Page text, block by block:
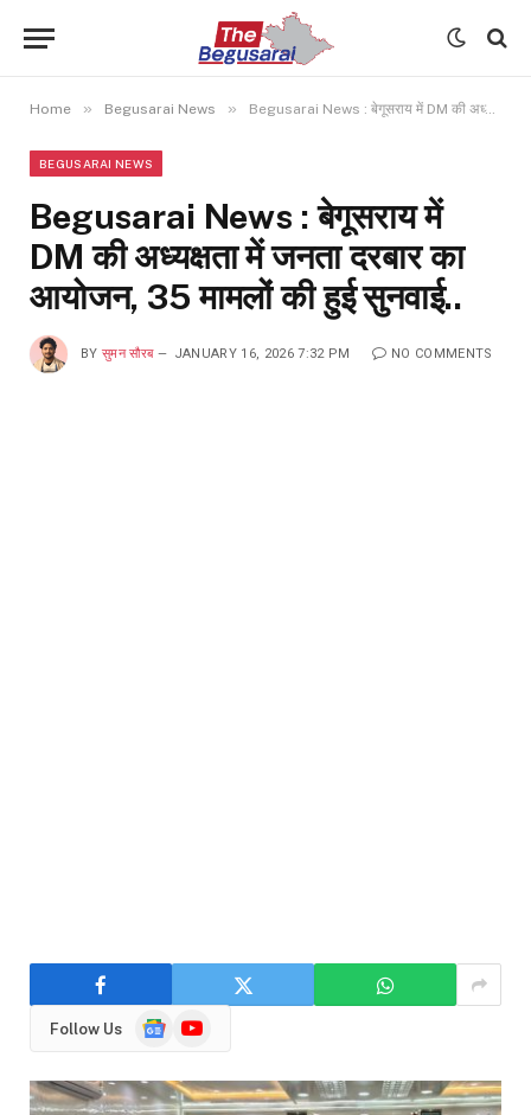
Home » Begusarai News » Begusarai News : बेगूसराय में DM की अध्यक्षता में जनता दरबार का आयोजन, 35 मामलों की हुई सुनवाई..
BEGUSARAI NEWS
Begusarai News : बेगूसराय में
DM की अध्यक्षता में जनता दरबार का
आयोजन, 35 मामलों की हुई सुनवाई..
BY सुमन सौरब JANUARY 16, 2026 7:32 PM NO COMMENTS
Follow Us
GoogleYouTube